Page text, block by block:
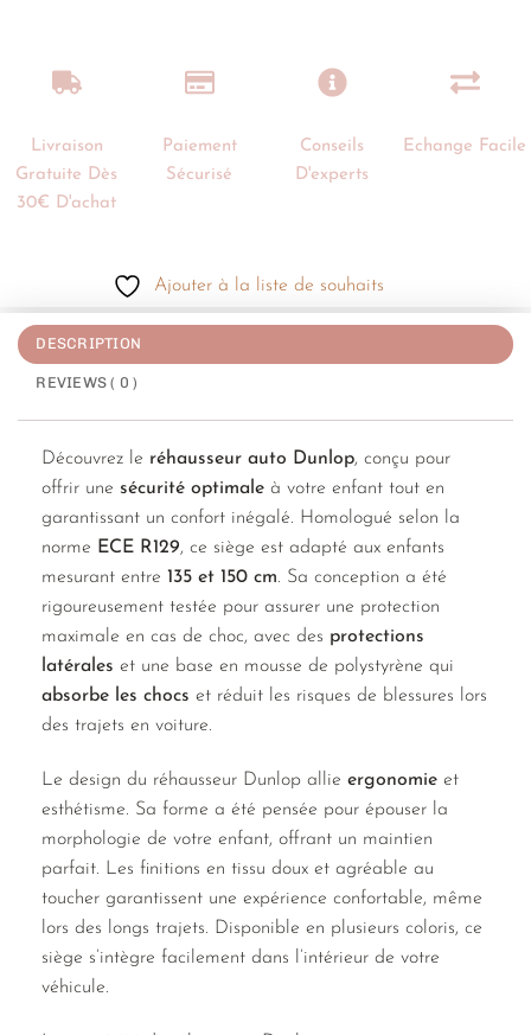
Livraison
Gratuite Dès
30€ D'achat
Paiement
Sécurisé
Conseils
D'experts
Echange Facile
Ajouter à la liste de souhaits
DESCRIPTION
REVIEWS ( 0 )
Découvrez le réhausseur auto Dunlop, conçu pour
offrir une sécurité optimale à votre enfant tout en
garantissant un confort inégalé. Homologué selon la
norme ECE R129, ce siège est adapté aux enfants
mesurant entre 135 et 150 cm. Sa conception a été
rigoureusement testée pour assurer une protection
maximale en cas de choc, avec des protections
latérales et une base en mousse de polystyrène qui
absorbe les chocs et réduit les risques de blessures lors
des trajets en voiture.
Le design du réhausseur Dunlop allie ergonomie et
esthétisme. Sa forme a été pensée pour épouser la
morphologie de votre enfant, offrant un maintien
parfait. Les finitions en tissu doux et agréable au
toucher garantissent une expérience confortable, même
lors des longs trajets. Disponible en plusieurs coloris, ce
siège s’intègre facilement dans l’intérieur de votre
véhicule.